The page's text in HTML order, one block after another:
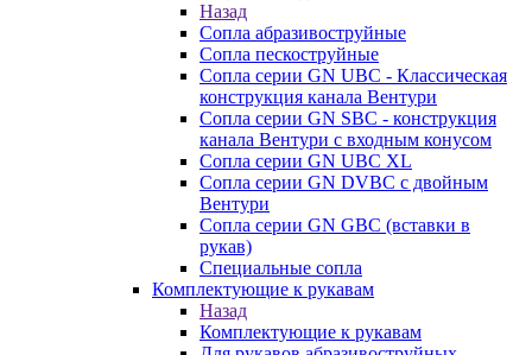
Назад
Сопла абразивоструйные
Сопла пескоструйные
Сопла серии GN UBC - Классическая
конструкция канала Вентури
Сопла серии GN SBC - конструкция
канала Вентури c входным конусом
Сопла серии GN UBC XL
Сопла серии GN DVBC с двойным
Вентури
Сопла серии GN GBC (вставки в
рукав)
Специальные сопла
Комплектующие к рукавам
Назад
Комплектующие к рукавам